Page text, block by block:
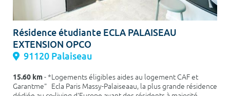
Résidence étudiante ECLA PALAISEAU
EXTENSION OPCO
91120 Palaiseau
15.60 km- *Logements éligibles aides au logement CAF et
Garantme" Ecla Paris Massy-Palaiseaau, la plus grande résidence